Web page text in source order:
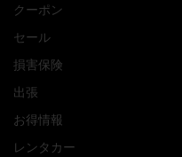
クーポン
セール
損害保険
出張
お得情報
レンタカー